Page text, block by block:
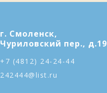
г. Смоленск,
Чуриловский пер., д.19
+7 (4812) 24-24-44
242444@list.ru